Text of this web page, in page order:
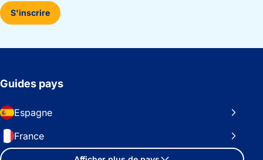
S'inscrire
Guides pays
Espagne
France